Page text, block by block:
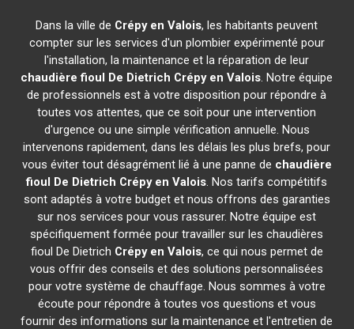
Dans la ville de Crépy en Valois, les habitants peuvent
compter sur les services d'un plombier expérimenté pour
l'installation, la maintenance et la réparation de leur
chaudière fioul De Dietrich Crépy en Valois. Notre équipe
de professionnels est à votre disposition pour répondre à
toutes vos attentes, que ce soit pour une intervention
d'urgence ou une simple vérification annuelle. Nous
intervenons rapidement, dans les délais les plus brefs, pour
vous éviter tout désagrément lié à une panne de chaudière
fioul De Dietrich Crépy en Valois. Nos tarifs compétitifs
sont adaptés à votre budget et nous offrons des garanties
sur nos services pour vous rassurer. Notre équipe est
spécifiquement formée pour travailler sur les chaudières
fioul De Dietrich Crépy en Valois, ce qui nous permet de
vous offrir des conseils et des solutions personnalisées
pour votre système de chauffage. Nous sommes à votre
écoute pour répondre à toutes vos questions et vous
fournir des informations sur la maintenance et l'entretien de